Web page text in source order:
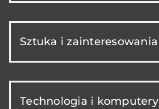
Sztuka i zainteresowania
Technologia i komputery